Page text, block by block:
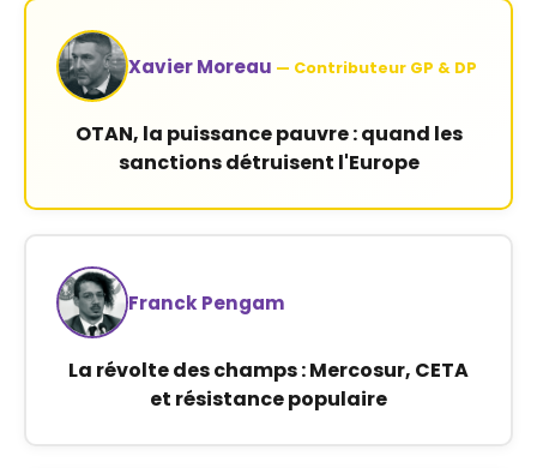
Xavier Moreau — Contributeur GP & DP
OTAN, la puissance pauvre : quand les
sanctions détruisent l'Europe
Franck Pengam
La révolte des champs : Mercosur, CETA
et résistance populaire